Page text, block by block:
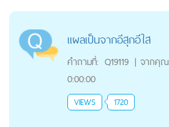
แผลเป็นจากอีสุกอีใส
คำถามที่: Q19119 | จากคุณ
0:00:00
VIEWS 1720